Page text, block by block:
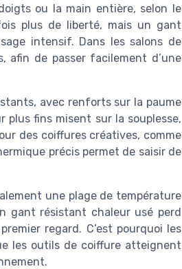
ou la main entière, selon le
plus de liberté, mais un gant
intensif. Dans les salons de
afin de passer facilement d’une
avec renforts sur la paume
plus fins misent sur la souplesse,
des coiffures créatives, comme
précis permet de saisir de
une plage de température
gant résistant chaleur usé perd
regard. C’est pourquoi les
les outils de coiffure atteignent